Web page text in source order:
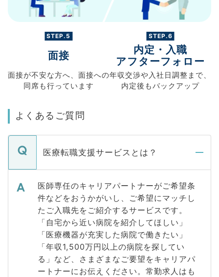
STEP.5
面接
面接が不安な方へ、 面接への
同席も行っています
STEP.6
内定・入職
アフターフォロー
年収交渉や入社日調整まで、
内定後もバックアップ
よくあるご質問
医療転職支援サービスとは？
医師専任のキャリアパートナーがご希望条
件などをおうかがいし、ご希望にマッチし
たご入職先をご紹介するサービスです。
「自宅から近い病院を紹介してほしい」
「医療機器が充実した病院で働きたい」
「年収1,500万円以上の病院を探してい
る」など、さまざまなご要望をキャリアパ
ートナーにお伝えください。常勤求人はも